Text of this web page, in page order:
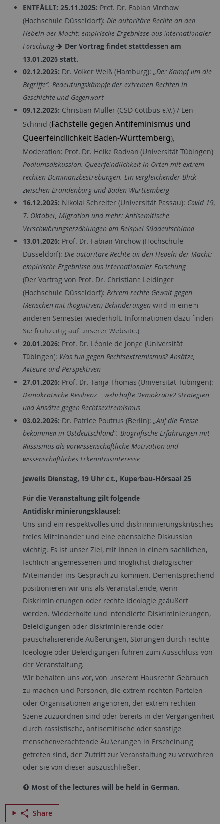
ENTFÄLLT: 25.11.2025: Prof. Dr. Fabian Virchow
(Hochschule Düsseldorf): Die autoritäre Rechte an den
Hebeln der Macht: empirische Ergebnisse aus internationaler
Forschung
Der Vortrag findet stattdessen am
13.01.2026 statt.
02.12.2025: Dr. Volker Weiß (Hamburg): „Der Kampf um die
Begriffe“. Bedeutungskämpfe der extremen Rechten in
Geschichte und Gegenwart
09.12.2025: Christian Müller (CSD Cottbus e.V.) / Len
Schmid (Fachstelle gegen Antifeminismus und
Queerfeindlichkeit Baden-Württemberg),
Moderation: Prof. Dr. Heike Radvan (Universität Tübingen)
Podiumsdiskussion: Queerfeindlichkeit in Orten mit extrem
rechten Dominanzbestrebungen. Ein vergleichender Blick
zwischen Brandenburg und Baden-Württemberg
16.12.2025: Nikolai Schreiter (Universität Passau): Covid 19,
7. Oktober, Migration und mehr: Antisemitische
Verschwörungserzählungen am Beispiel Süddeutschland
13.01.2026: Prof. Dr. Fabian Virchow (Hochschule
Düsseldorf): Die autoritäre Rechte an den Hebeln der Macht:
empirische Ergebnisse aus internationaler Forschung
(Der Vortrag von Prof. Dr. Christiane Leidinger
(Hochschule Düsseldorf): Extrem rechte Gewalt gegen
Menschen mit (kognitiven) Behinderungen wird in einem
anderen Semester wiederholt. Informationen dazu finden
Sie frühzeitig auf unserer Website.)
20.01.2026: Prof. Dr. Léonie de Jonge (Universität
Tübingen): Was tun gegen Rechtsextremismus? Ansätze,
Akteure und Perspektiven
27.01.2026: Prof. Dr. Tanja Thomas (Universität Tübingen):
Demokratische Resilienz – wehrhafte Demokratie? Strategien
und Ansätze gegen Rechtsextremismus
03.02.2026: Dr. Patrice Poutrus (Berlin): „Auf die Fresse
bekommen in Ostdeutschland“. Biografische Erfahrungen mit
Rassismus als vorwissenschaftliche Motivation und
wissenschaftliches Erkenntnisinteresse
jeweils Dienstag, 19 Uhr c.t., Kuperbau-Hörsaal 25
Für die Veranstaltung gilt folgende
Antidiskriminierungsklausel:
Uns sind ein respektvolles und diskriminierungskritisches
freies Miteinander und eine ebensolche Diskussion
wichtig. Es ist unser Ziel, mit Ihnen in einem sachlichen,
fachlich-angemessenen und möglichst dialogischen
Miteinander ins Gespräch zu kommen. Dementsprechend
positionieren wir uns als Veranstaltende, wenn
Diskriminierungen oder rechte Ideologie geäußert
werden. Wiederholte und intendierte Diskriminierungen,
Beleidigungen oder diskriminierende oder
pauschalisierende Äußerungen, Störungen durch rechte
Ideologie oder Beleidigungen führen zum Ausschluss von
der Veranstaltung.
Wir behalten uns vor, von unserem Hausrecht Gebrauch
zu machen und Personen, die extrem rechten Parteien
oder Organisationen angehören, der extrem rechten
Szene zuzuordnen sind oder bereits in der Vergangenheit
durch rassistische, antisemitische oder sonstige
menschenverachtende Äußerungen in Erscheinung
getreten sind, den Zutritt zur Veranstaltung zu verwehren
oder sie von dieser auszuschließen.
Most of the lectures will be held in German.
Share